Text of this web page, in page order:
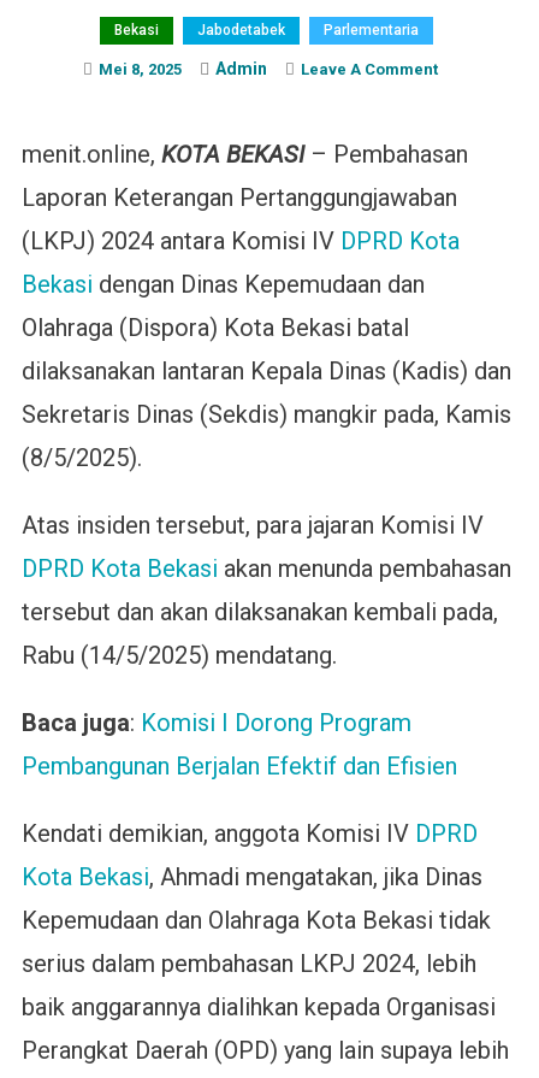
Bekasi Jabodetabek Parlementaria
Mei 8, 2025 Admin Leave A CommentOn
DPRD
Bekasi:
Pembahasan
menit.online, KOTA BEKASI– Pembahasan
Laporan Keterangan Pertanggungjawaban
(LKPJ) 2024 antara Komisi IV DPRD Kota
Bekasi dengan Dinas Kepemudaan dan
Olahraga (Dispora) Kota Bekasi batal
dilaksanakan lantaran Kepala Dinas (Kadis) dan
Sekretaris Dinas (Sekdis) mangkir pada, Kamis
(8/5/2025).
Atas insiden tersebut, para jajaran Komisi IV
DPRD Kota Bekasi akan menunda pembahasan
tersebut dan akan dilaksanakan kembali pada,
Rabu (14/5/2025) mendatang.
Baca juga: Komisi I Dorong Program
Pembangunan Berjalan Efektif dan Efisien
Kendati demikian, anggota Komisi IV DPRD
Kota Bekasi, Ahmadi mengatakan, jika Dinas
Kepemudaan dan Olahraga Kota Bekasi tidak
serius dalam pembahasan LKPJ 2024, lebih
baik anggarannya dialihkan kepada Organisasi
Perangkat Daerah (OPD) yang lain supaya lebih